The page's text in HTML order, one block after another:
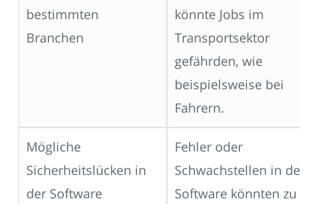
bestimmten
Branchen
könnte Jobs im
Transportsektor
gefährden, wie
beispielsweise bei
Fahrern.
Mögliche
Sicherheitslücken in
der Software
Fehler oder
Schwachstellen in der
Software könnten zu